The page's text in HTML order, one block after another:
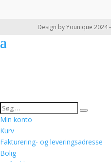
Design by Younique 2024
Min konto
Kurv
Fakturering- og leveringsadresse
Bolig